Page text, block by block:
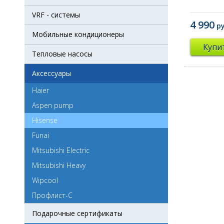
VRF - системы
Мобильные кондиционеры
Тепловые насосы
Аксессуары
Haier
Aspen pump
Hisense
Funai
Mitsubishi Electric
Mitsubishi Heavy
Wipcool
Профлист-С
Подарочные сертификаты
4 990